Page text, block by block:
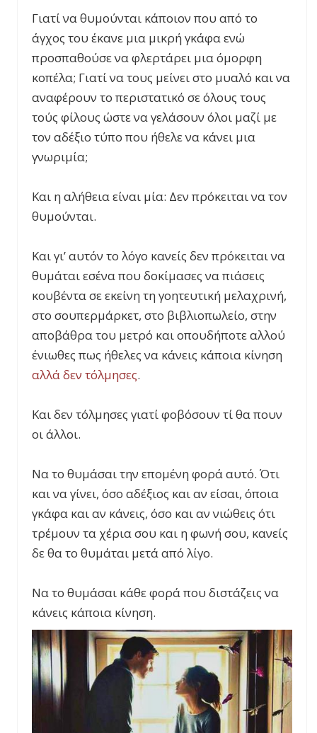
Γιατί να θυμούνται κάποιον που από το
άγχος του έκανε μια μικρή γκάφα ενώ
προσπαθούσε να φλερτάρει μια όμορφη
κοπέλα; Γιατί να τους μείνει στο μυαλό και να
αναφέρουν το περιστατικό σε όλους τους
τούς φίλους ώστε να γελάσουν όλοι μαζί με
τον αδέξιο τύπο που ήθελε να κάνει μια
γνωριμία;
Και η αλήθεια είναι μία: Δεν πρόκειται να τον
θυμούνται.
Και γι’ αυτόν το λόγο κανείς δεν πρόκειται να
θυμάται εσένα που δοκίμασες να πιάσεις
κουβέντα σε εκείνη τη γοητευτική μελαχρινή,
στο σουπερμάρκετ, στο βιβλιοπωλείο, στην
αποβάθρα του μετρό και οπουδήποτε αλλού
ένιωθες πως ήθελες να κάνεις κάποια κίνηση
αλλά δεν τόλμησες.
Και δεν τόλμησες γιατί φοβόσουν τί θα πουν
οι άλλοι.
Να το θυμάσαι την επομένη φορά αυτό. Ότι
και να γίνει, όσο αδέξιος και αν είσαι, όποια
γκάφα και αν κάνεις, όσο και αν νιώθεις ότι
τρέμουν τα χέρια σου και η φωνή σου, κανείς
δε θα το θυμάται μετά από λίγο.
Να το θυμάσαι κάθε φορά που διστάζεις να
κάνεις κάποια κίνηση.